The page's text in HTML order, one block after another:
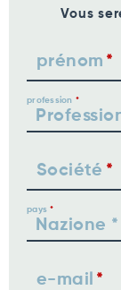
Vous
prénom
profession
Société
pays
e-mail